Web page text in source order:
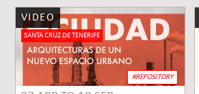
VIDEO
SANTA CRUZ DE TENERIFE
#REPOSITORY